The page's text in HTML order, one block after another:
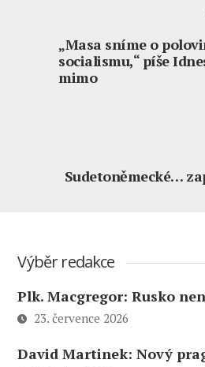
„Masa sníme o
socialismu,“ píše
mimo
Sudetoněmecké…
Výběr redakce
Plk. Macgregor: Rusko
23. července 2026
David Martinek: Nový